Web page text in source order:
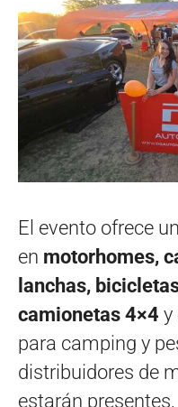
El evento ofrece
en motorhomes,
lanchas,
camionetas 4×4 y
para camping y
distribuidores de
estarán